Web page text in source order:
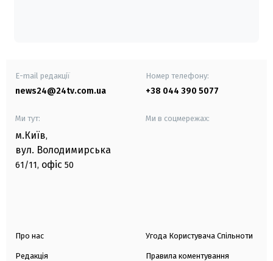
E-mail редакції
news24@24tv.com.ua
Номер телефону:
+38 044 390 5077
Ми тут:
м.Київ,
вул. Володимирська
61/11, офіс 50
Ми в соцмережах:
Про нас
Редакція
Угода Користувача Спільноти
Правила коментування